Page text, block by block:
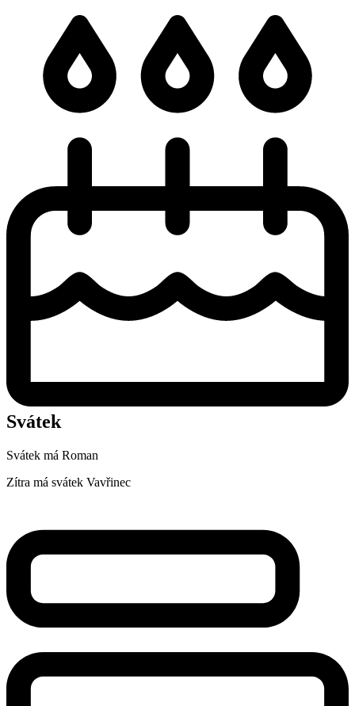
Svátek
Svátek má Roman
Zítra má svátek Vavřinec